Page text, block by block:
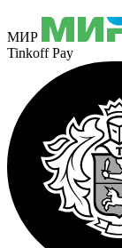
МИР
Tinkoff Pay